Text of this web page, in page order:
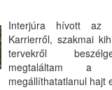
Interjúra hívott az
Karrierről, szakmai
tervekről
megtaláltam a
megállíthatatlanul hajt